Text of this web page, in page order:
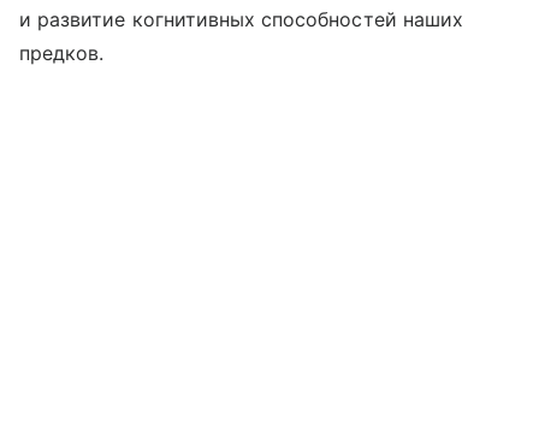
и развитие когнитивных способностей наших
предков.